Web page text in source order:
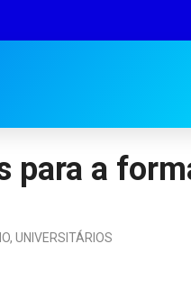
para a
, UNIVERSITÁRIOS